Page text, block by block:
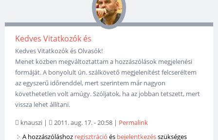
Kedves Vitatkozók és
Kedves Vitatkozók és Olvasók!
Menet közben megváltoztattam a hozzászólások megjelenési
formáját. A bonyolult ún. szálkövető megjelenítést felcseréltem
az egyszerű időrenddel, mert szerintem már nagyon
követhetetlen volt amúgy. Szóljatok, ha az jobban tetszett, mert
vissza lehet állítani.
knauszi | 2011. aug. 17. - 20:58 | Permalink
A hozzászóláshoz regisztráció és bejelentkezésszükséges